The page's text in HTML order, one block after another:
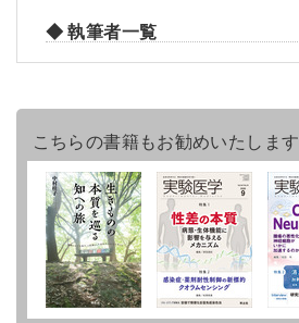
◆ 執筆者一覧
こちらの書籍もお勧めいたします